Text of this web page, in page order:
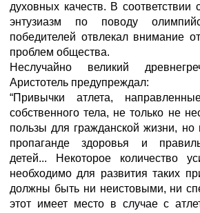
духовных качеств. В соответствии
энтузиазм по поводу
победителей отвлекал внимание
проблем общества.
Неслучайно великий
Аристотель предупреждал:
“Привычки атлета,
собственного тела, не только не
пользы для гражданской жизни, но
пропаганде здоровья и
детей... Некоторое количество
необходимо для развития таких
должны быть ни неистовыми, ни
этот имеет место в случае с